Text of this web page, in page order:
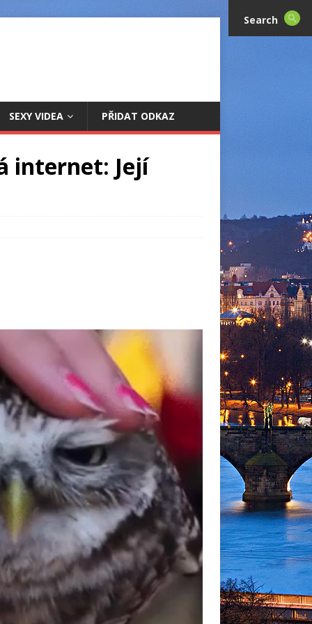
SEXY VIDEA PŘIDAT ODKAZ
internet: Její
Search